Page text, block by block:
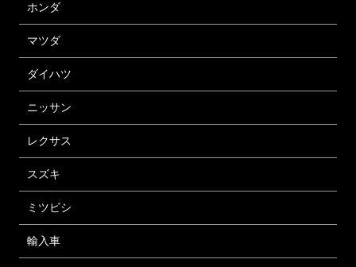
ホンダ
マツダ
ダイハツ
ニッサン
レクサス
スズキ
ミツビシ
輸入車